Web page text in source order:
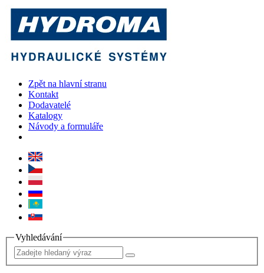
Zpět na hlavní stranu
Kontakt
Dodavatelé
Katalogy
Návody a formuláře
Vyhledávání